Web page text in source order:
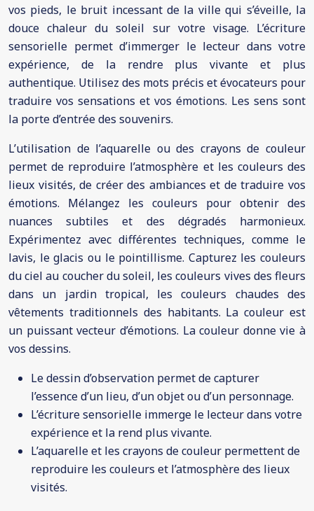
vos pieds, le bruit incessant de la ville qui s’éveille, la
douce chaleur du soleil sur votre visage. L’écriture
sensorielle permet d’immerger le lecteur dans votre
expérience, de la rendre plus vivante et plus
authentique. Utilisez des mots précis et évocateurs pour
traduire vos sensations et vos émotions. Les sens sont
la porte d’entrée des souvenirs.
L’utilisation de l’aquarelle ou des crayons de couleur
permet de reproduire l’atmosphère et les couleurs des
lieux visités, de créer des ambiances et de traduire vos
émotions. Mélangez les couleurs pour obtenir des
nuances subtiles et des dégradés harmonieux.
Expérimentez avec différentes techniques, comme le
lavis, le glacis ou le pointillisme. Capturez les couleurs
du ciel au coucher du soleil, les couleurs vives des fleurs
dans un jardin tropical, les couleurs chaudes des
vêtements traditionnels des habitants. La couleur est
un puissant vecteur d’émotions. La couleur donne vie à
vos dessins.
Le dessin d’observation permet de capturer
l’essence d’un lieu, d’un objet ou d’un personnage.
L’écriture sensorielle immerge le lecteur dans votre
expérience et la rend plus vivante.
L’aquarelle et les crayons de couleur permettent de
reproduire les couleurs et l’atmosphère des lieux
visités.